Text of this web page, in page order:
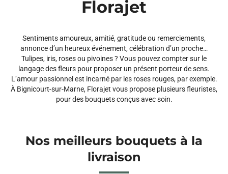
Florajet
Sentiments amoureux, amitié, gratitude ou remerciements,
annonce d’un heureux événement, célébration d’un proche…
Tulipes, iris, roses ou pivoines ? Vous pouvez compter sur le
langage des fleurs pour proposer un présent porteur de sens.
L’amour passionnel est incarné par les roses rouges, par exemple.
À Bignicourt-sur-Marne, Florajet vous propose plusieurs fleuristes,
pour des bouquets conçus avec soin.
Nos meilleurs bouquets à la
livraison